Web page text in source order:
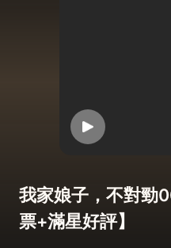
我家娘子，不對勁
票+滿星好評】